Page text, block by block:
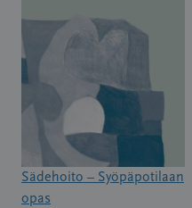
Sädehoito – Syöpäpotilaan
opas